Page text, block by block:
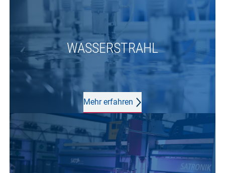
WASSERSTRAHL
Mehr erfahren